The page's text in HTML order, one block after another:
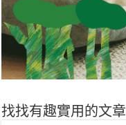
找找有趣實用的文章